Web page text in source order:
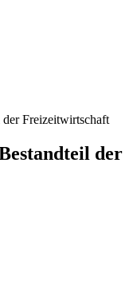
Freizeitwirtschaft
der